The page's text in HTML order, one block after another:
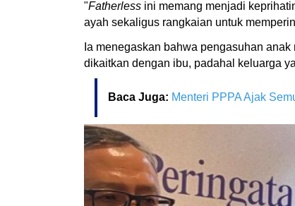
"Fatherless ini memang menjadi
ayah sekaligus rangkaian untuk
Ia menegaskan bahwa pengasuhan
dikaitkan dengan ibu, padahal keluarga
Baca Juga: Menteri PPPA Ajak